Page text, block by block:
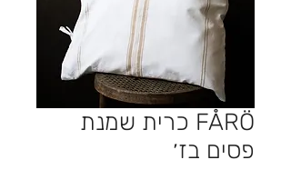
FÅRÖ כרית שמנת
פסים בז׳